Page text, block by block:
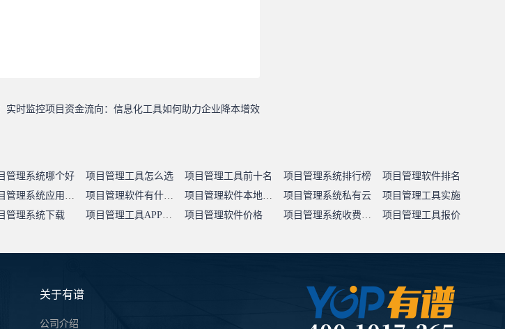
实时监控项目资金流向：信息化工具如何助力企业降本增效
管理系统哪个好 项目管理工具怎么选 项目管理工具前十名 项目管理系统排行榜
项目管理软件排名
项目管理系统应用价值 项目管理软件有什么用 项目管理软件本地部署 项目管理系统私有云
项目管理工具实施
管理系统下载 项目管理工具APP下载 项目管理软件价格 项目管理系统收费标准 项目管理工具报价
关于有谱
公司介绍